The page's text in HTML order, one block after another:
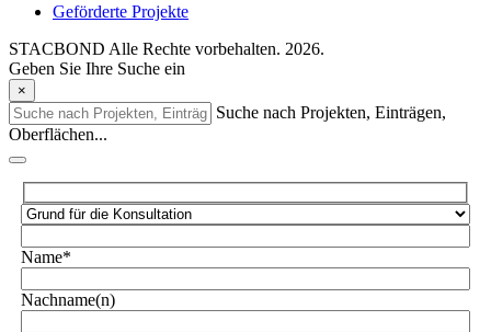
Geförderte Projekte
STACBOND Alle Rechte vorbehalten. 2026.
Geben Sie Ihre Suche ein
×
Suche nach Projekten, Einträgen,
Oberflächen...
Name*
Nachname(n)